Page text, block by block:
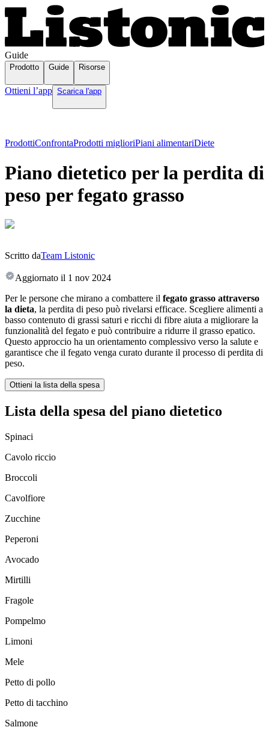
Guide
Prodotto Guide Risorse
Ottieni l’app Scarica l'app
ProdottiConfrontaProdotti miglioriPiani alimentariDiete
Piano dietetico per la perdita di
peso per fegato grasso
Scritto daTeam Listonic
Aggiornato il 1 nov 2024
Per le persone che mirano a combattere il fegato grasso attraverso
la dieta, la perdita di peso può rivelarsi efficace. Scegliere alimenti a
basso contenuto di grassi saturi e ricchi di fibre aiuta a migliorare la
funzionalità del fegato e può contribuire a ridurre il grasso epatico.
Questo approccio ha un orientamento complessivo verso la salute e
garantisce che il fegato venga curato durante il processo di perdita di
peso.
Ottieni la lista della spesa
Lista della spesa del piano dietetico
Spinaci
Cavolo riccio
Broccoli
Cavolfiore
Zucchine
Peperoni
Avocado
Mirtilli
Fragole
Pompelmo
Limoni
Mele
Petto di pollo
Petto di tacchino
Salmone